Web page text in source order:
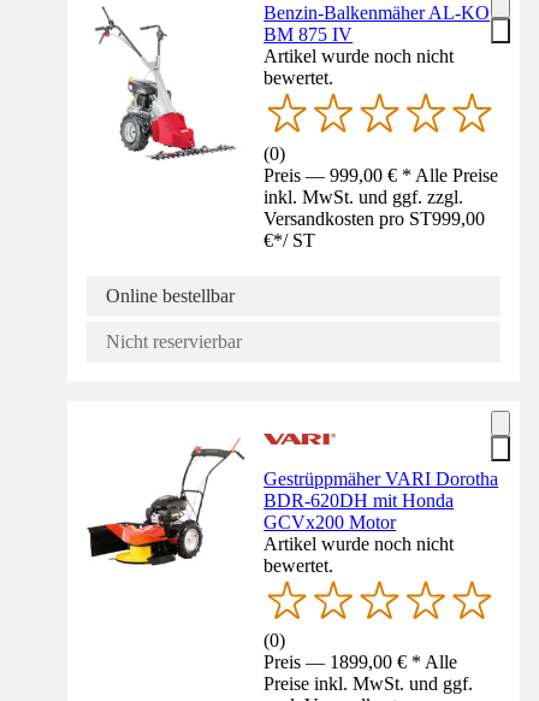
Benzin-Balkenmäher AL-KO
BM 875 IV
Artikel wurde noch nicht
bewertet.
(0)
Preis — 999,00 € * Alle Preise
inkl. MwSt. und ggf. zzgl.
Versandkosten pro ST999,00
€*/ ST
Online bestellbar
Nicht reservierbar
Gestrüppmäher VARI Dorotha
BDR-620DH mit Honda
GCVx200 Motor
Artikel wurde noch nicht
bewertet.
(0)
Preis — 1899,00 € * Alle
Preise inkl. MwSt. und ggf.